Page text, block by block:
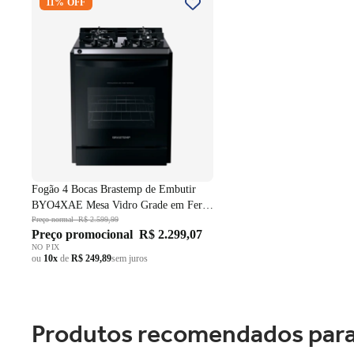
Embutir BYO4XAE Mesa Vidro
Chama Preto Bivolt
11% OFF
Fogão 4 Bocas Brastemp de Embutir
BYO4XAE Mesa Vidro Grade em Ferro
Fundido Dupla Chama Preto Bivolt
Preço normalR$ 2.599,99
Preço promocional R$ 2.299,07
NO PIX
ou 10x de R$ 249,89sem juros
Produtos recomendados